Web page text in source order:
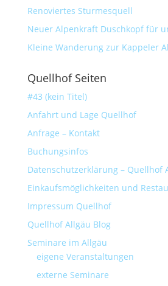
Renoviertes Sturmesquell
Neuer Alpenkraft Duschkopf für
Kleine Wanderung zur Kappeler
Quellhof Seiten
#43 (kein Titel)
Anfahrt und Lage Quellhof
Anfrage – Kontakt
Buchungsinfos
Datenschutzerklärung – Quellhof
Einkaufsmöglichkeiten und
Impressum Quellhof
Quellhof Allgäu Blog
Seminare im Allgäu
eigene Veranstaltungen
externe Seminare